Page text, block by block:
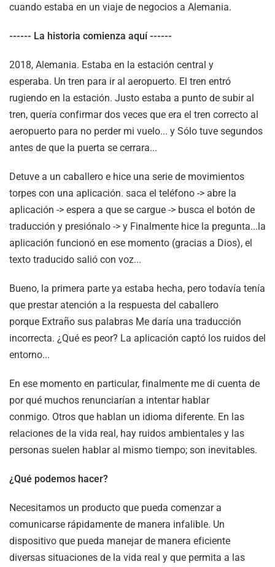
cuando estaba en un viaje de negocios a Alemania.
------ La historia comienza aquí ------
2018, Alemania. Estaba en la estación central y
esperaba. Un tren para ir al aeropuerto. El tren entró
rugiendo en la estación. Justo estaba a punto de subir al
tren, quería confirmar dos veces que era el tren correcto al
aeropuerto para no perder mi vuelo... y Sólo tuve segundos
antes de que la puerta se cerrara...
Detuve a un caballero e hice una serie de movimientos
torpes con una aplicación. saca el teléfono -> abre la
aplicación -> espera a que se cargue -> busca el botón de
traducción y presiónalo -> y Finalmente hice la pregunta...la
aplicación funcionó en ese momento (gracias a Dios), el
texto traducido salió con voz...
Bueno, la primera parte ya estaba hecha, pero todavía tenía
que prestar atención a la respuesta del caballero
porque Extraño sus palabras Me daría una traducción
incorrecta. ¿Qué es peor? La aplicación captó los ruidos del
entorno...
En ese momento en particular, finalmente me di cuenta de
por qué muchos renunciarían a intentar hablar
conmigo. Otros que hablan un idioma diferente. En las
relaciones de la vida real, hay ruidos ambientales y las
personas suelen hablar al mismo tiempo; son inevitables.
¿Qué podemos hacer?
Necesitamos un producto que pueda comenzar a
comunicarse rápidamente de manera infalible. Un
dispositivo que pueda manejar de manera eficiente
diversas situaciones de la vida real y que permita a las